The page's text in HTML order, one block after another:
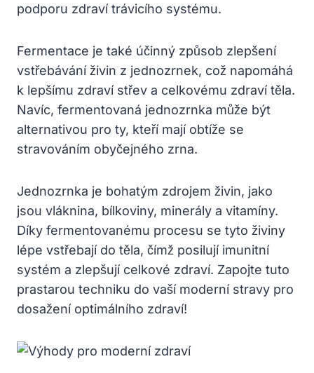
podporu zdraví trávicího systému.
Fermentace je také účinný způsob zlepšení
vstřebávání živin z jednozrnek, což napomáhá
k lepšímu zdraví střev a celkovému zdraví těla.
Navíc, fermentovaná jednozrnka může být
alternativou pro ty, kteří mají obtíže se
stravováním obyčejného zrna.
Jednozrnka je bohatým zdrojem živin, jako
jsou vláknina, bílkoviny, minerály a vitamíny.
Díky fermentovanému procesu se tyto živiny
lépe vstřebají do těla, čímž posilují imunitní
systém a zlepšují celkové zdraví. Zapojte tuto
prastarou techniku do vaší moderní stravy pro
dosažení optimálního zdraví!